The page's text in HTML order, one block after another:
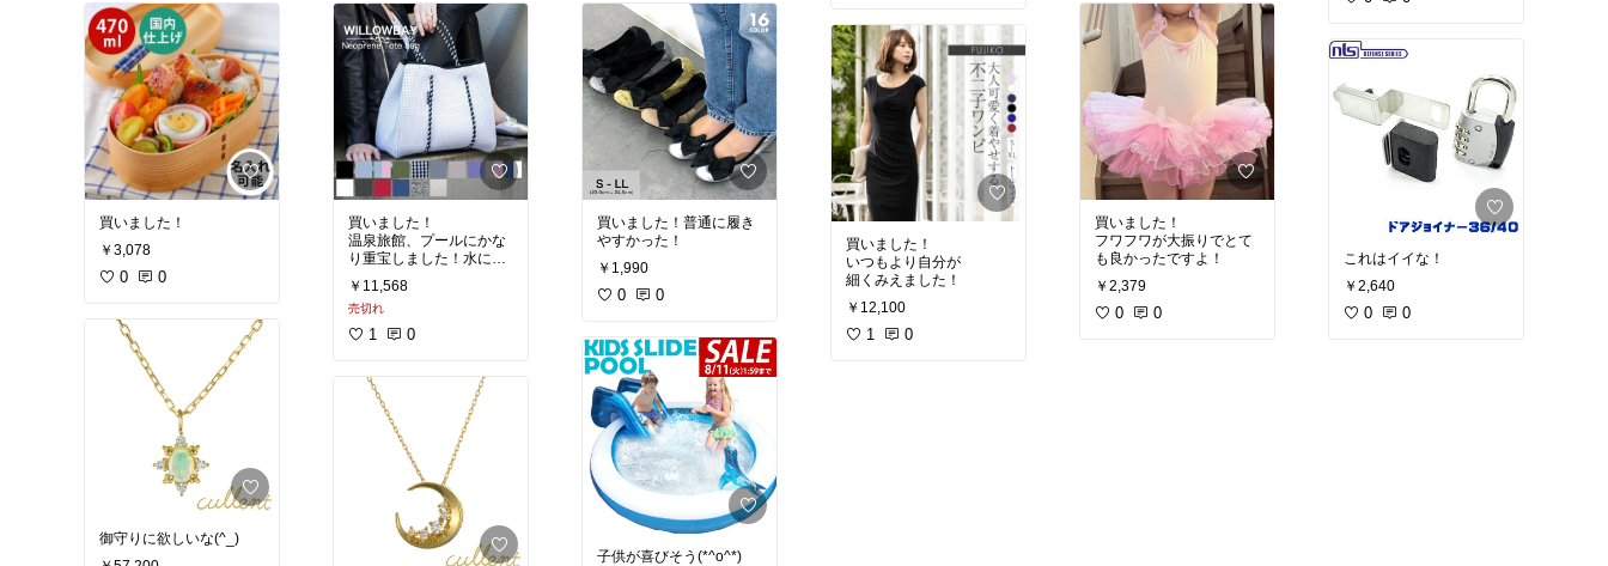
買いました！
￥3,078
0 0
御守りに欲しいな(^_)
買いました！
温泉旅館、プールにかな
り重宝しました！水に濡
れてもすぐ乾くところご
最高！
￥11,568
売切れ
1 0
買いました！普通に履き
やすかった！
￥1,990
0 0
子供が喜びそう(*^o^*)
買いました！
いつもより自分が
細くみえました！
￥12,100
1 0
買いました！
フワフワが大振りでとて
も良かったですよ！
￥2,379
0 0
これはイイな！
￥2,640
0 0